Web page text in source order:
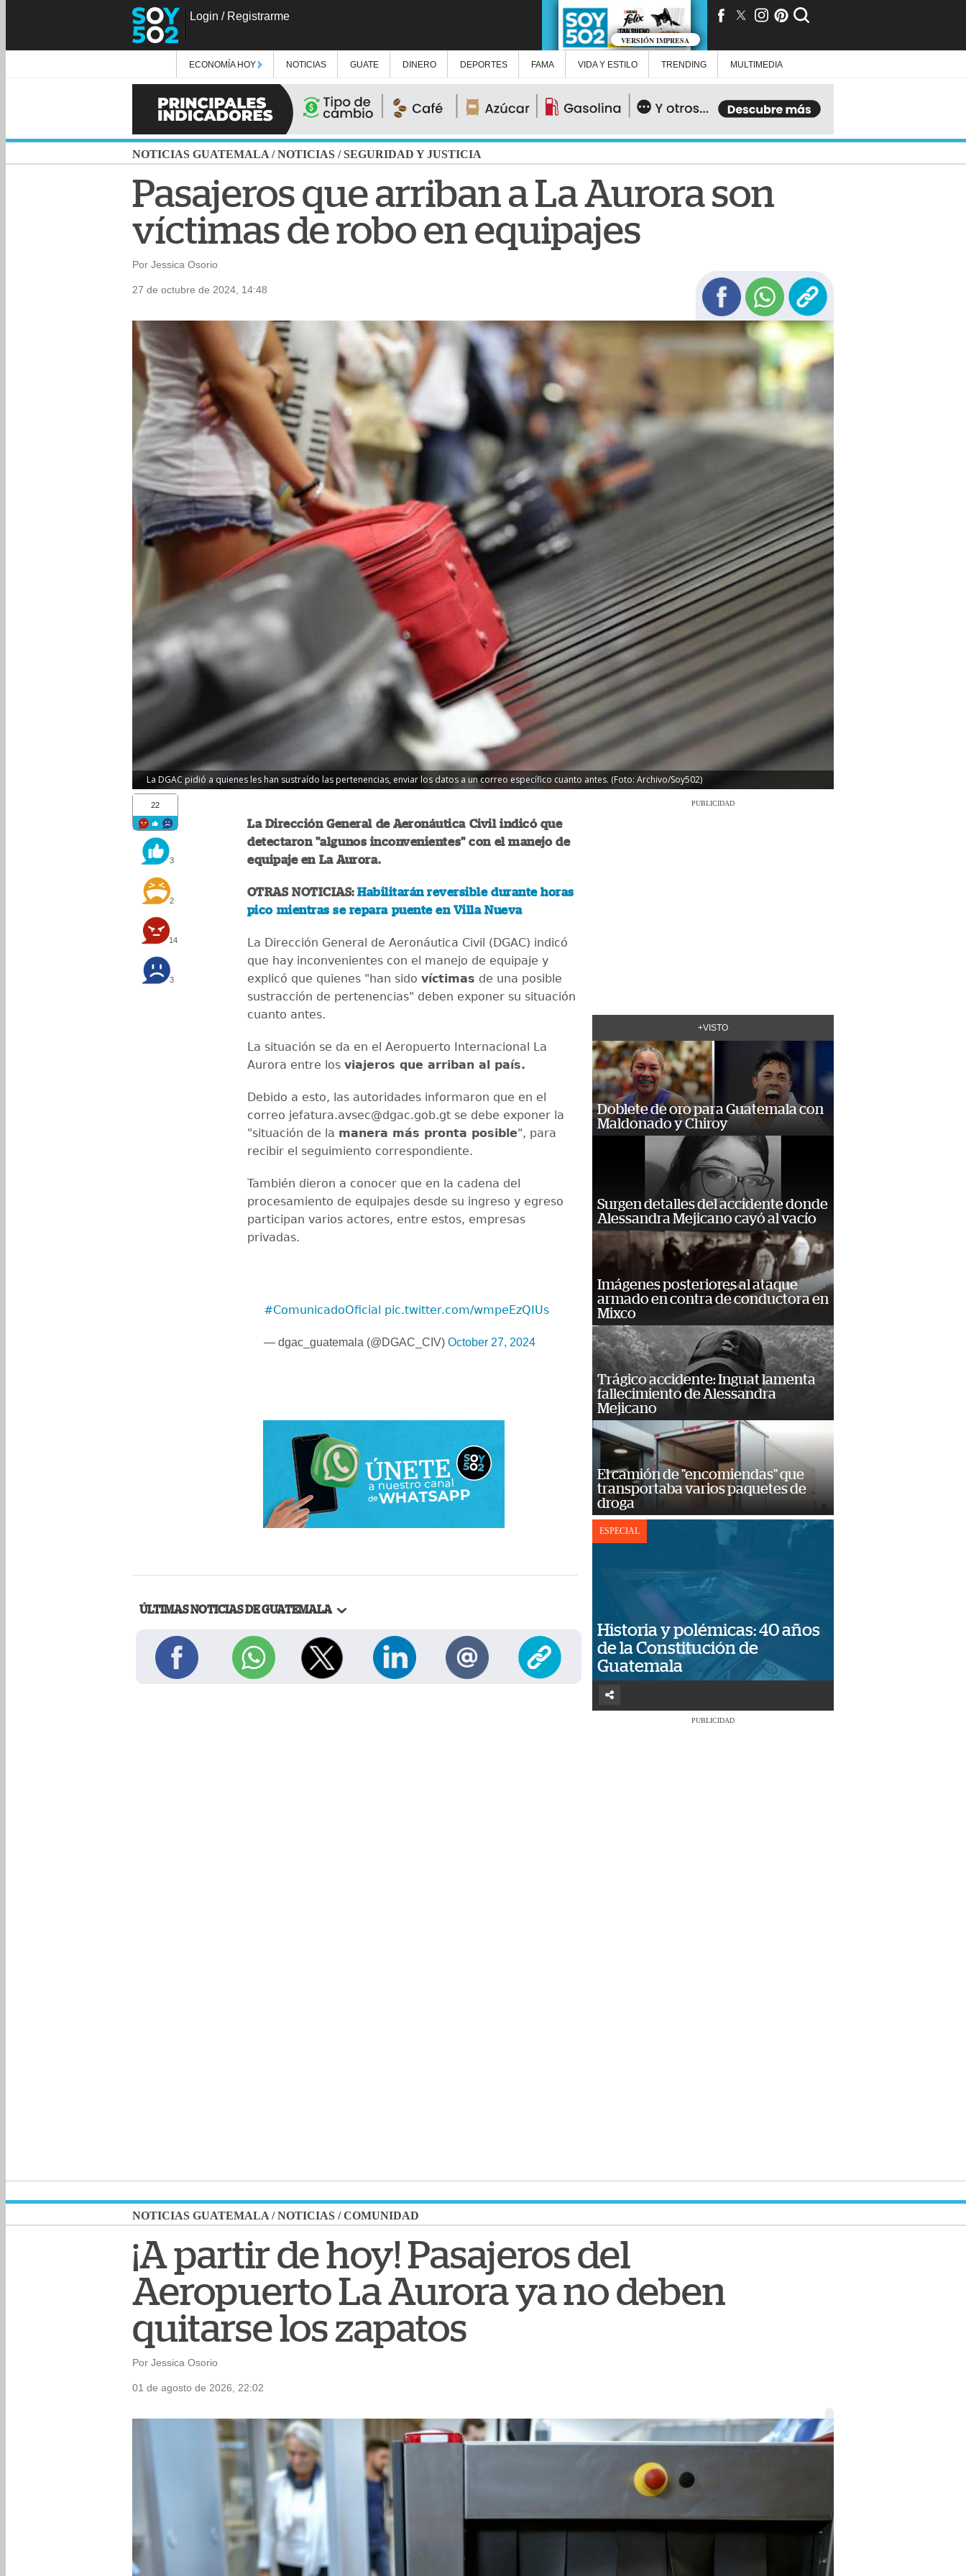
Login / Registrarme
VERSIÓN IMPRESA
ECONOMÍA HOY NOTICIAS GUATE DINERO DEPORTES FAMA VIDA Y ESTILO TRENDING MULTIMEDIA
NOTICIAS GUATEMALA /NOTICIAS /SEGURIDAD Y JUSTICIA
Pasajeros que arriban a La Aurora son
víctimas de robo en equipajes
Por Jessica Osorio
27 de octubre de 2024, 14:48
La DGAC pidió a quienes les han sustraído las pertenencias, enviar los datos a un correo específico cuanto antes. (Foto: Archivo/Soy502)
22
3
2
14
3
La Dirección General de Aeronáutica Civil indicó que
detectaron "algunos inconvenientes" con el manejo de
equipaje en La Aurora.
OTRAS NOTICIAS:Habilitarán reversible durante horas
pico mientras se repara puente en Villa Nueva
La Dirección General de Aeronáutica Civil (DGAC) indicó
que hay inconvenientes con el manejo de equipaje y
explicó que quienes "han sido víctimas de una posible
sustracción de pertenencias" deben exponer su situación
cuanto antes.
La situación se da en el Aeropuerto Internacional La
Aurora entre los viajeros que arriban al país.
Debido a esto, las autoridades informaron que en el
correo jefatura.avsec@dgac.gob.gt se debe exponer la
"situación de la manera más pronta posible", para
recibir el seguimiento correspondiente.
También dieron a conocer que en la cadena del
procesamiento de equipajes desde su ingreso y egreso
participan varios actores, entre estos, empresas
privadas.
#ComunicadoOficial pic.twitter.com/wmpeEzQIUs
— dgac_guatemala (@DGAC_CIV) October 27, 2024
ÚLTIMAS NOTICIAS DE GUATEMALA
PUBLICIDAD
+VISTO
Doblete de oro para Guatemala con
Maldonado y Chiroy
Surgen detalles del accidente donde
Alessandra Mejicano cayó al vacío
Imágenes posteriores al ataque
armado en contra de conductora en
Mixco
Trágico accidente: Inguat lamenta
fallecimiento de Alessandra
Mejicano
El camión de "encomiendas" que
transportaba varios paquetes de
droga
ESPECIAL
Historia y polémicas: 40 años
de la Constitución de
Guatemala
PUBLICIDAD
NOTICIAS GUATEMALA /NOTICIAS /COMUNIDAD
¡A partir de hoy! Pasajeros del
Aeropuerto La Aurora ya no deben
quitarse los zapatos
Por Jessica Osorio
01 de agosto de 2026, 22:02